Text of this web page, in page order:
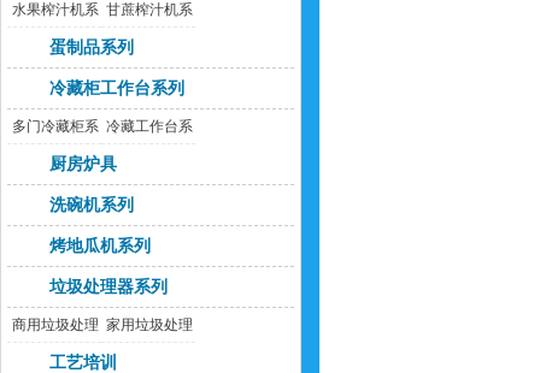
水果榨汁机系
列
甘蔗榨汁机系
蛋制品系列
冷藏柜工作台系列
多门冷藏柜系
列
冷藏工作台系
厨房炉具
洗碗机系列
烤地瓜机系列
垃圾处理器系列
商用垃圾处理
器
家用垃圾处理
工艺培训